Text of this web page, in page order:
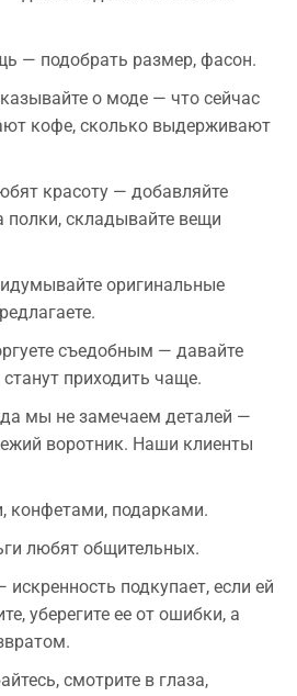
— подобрать размер, фасон.
о моде — что сейчас
кофе, сколько выдерживают
красоту — добавляйте
полки, складывайте вещи
оригинальные
съедобным — давайте
приходить чаще.
мы не замечаем деталей —
воротник. Наши клиенты
конфетами, подарками.
любят общительных.
искренность подкупает, если ей
уберегите ее от ошибки, а
смотрите в глаза,